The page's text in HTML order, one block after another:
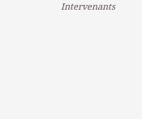
Intervenants